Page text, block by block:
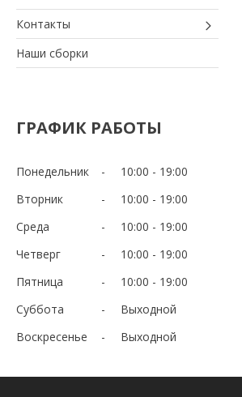
Контакты
Наши сборки
ГРАФИК РАБОТЫ
Понедельник 10:00
19:00
Вторник
10:00
19:00
Среда
10:00
19:00
Четверг
10:00
19:00
Пятница
10:00
19:00
Суббота
Выходной
Воскресенье
Выходной